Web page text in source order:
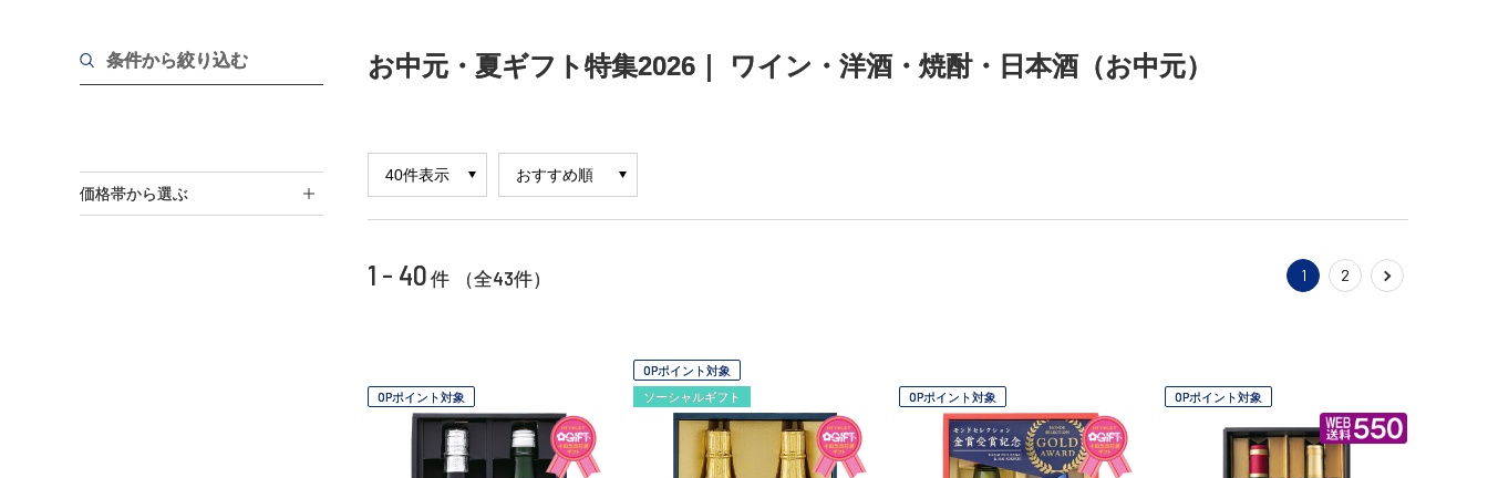
条件から絞り込む
価格帯から選ぶ
お中元・夏ギフト特集2026｜ ワイン・洋酒・焼酎・日本酒（お中元）
1 - 40 件 （全43件） 1 2
OPポイント対象
OPポイント対象
ソーシャルギフト
OPポイント対象 OPポイント対象